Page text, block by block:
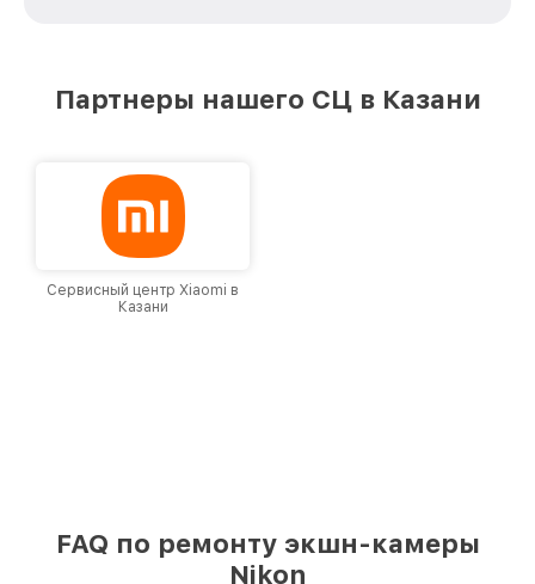
Казани, постоянно повышая уровень доверия
Партнеры нашего СЦ в Казани
Сервисный центр Xiaomi в
Казани
FAQ по ремонту экшн-камеры
Nikon